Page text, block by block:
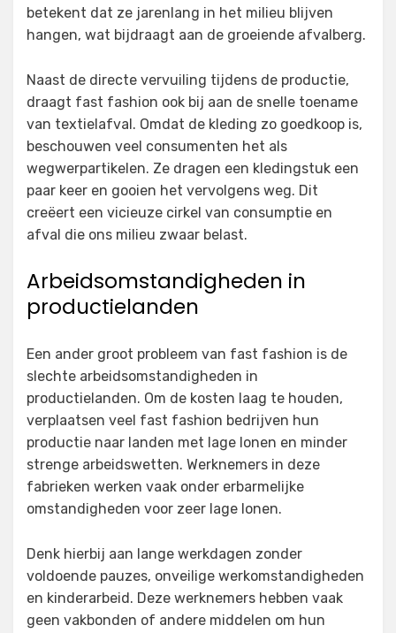
betekent dat ze jarenlang in het milieu blijven
hangen, wat bijdraagt aan de groeiende afvalberg.
Naast de directe vervuiling tijdens de productie,
draagt fast fashion ook bij aan de snelle toename
van textielafval. Omdat de kleding zo goedkoop is,
beschouwen veel consumenten het als
wegwerpartikelen. Ze dragen een kledingstuk een
paar keer en gooien het vervolgens weg. Dit
creëert een vicieuze cirkel van consumptie en
afval die ons milieu zwaar belast.
Arbeidsomstandigheden in
productielanden
Een ander groot probleem van fast fashion is de
slechte arbeidsomstandigheden in
productielanden. Om de kosten laag te houden,
verplaatsen veel fast fashion bedrijven hun
productie naar landen met lage lonen en minder
strenge arbeidswetten. Werknemers in deze
fabrieken werken vaak onder erbarmelijke
omstandigheden voor zeer lage lonen.
Denk hierbij aan lange werkdagen zonder
voldoende pauzes, onveilige werkomstandigheden
en kinderarbeid. Deze werknemers hebben vaak
geen vakbonden of andere middelen om hun